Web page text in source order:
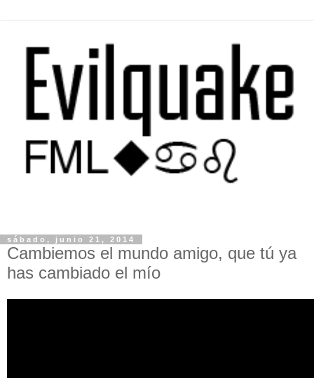
sábado, junio 21, 2014
Cambiemos el mundo amigo, que tú ya
has cambiado el mío